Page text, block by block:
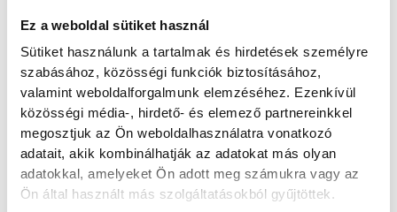
Ez a weboldal sütiket használ
Sütiket használunk a tartalmak és hirdetések személyre
szabásához, közösségi funkciók biztosításához,
valamint weboldalforgalmunk elemzéséhez. Ezenkívül
közösségi média-, hirdető- és elemező partnereinkkel
megosztjuk az Ön weboldalhasználatra vonatkozó
adatait, akik kombinálhatják az adatokat más olyan
adatokkal, amelyeket Ön adott meg számukra vagy az
Ön által használt más szolgáltatásokból gyűjtöttek.
Bognár Margit bekerült a válogatott
ifjúsági Európa-bajnokságon, amiért
megkapta a Magyar Népköztársaság
érdemes sportolója címet. 1979-ben
negyedik volt a női együttes az élvonalban,
a férfiak pedig az NB II-ben voltak
negyedikek egy évvel később, majd